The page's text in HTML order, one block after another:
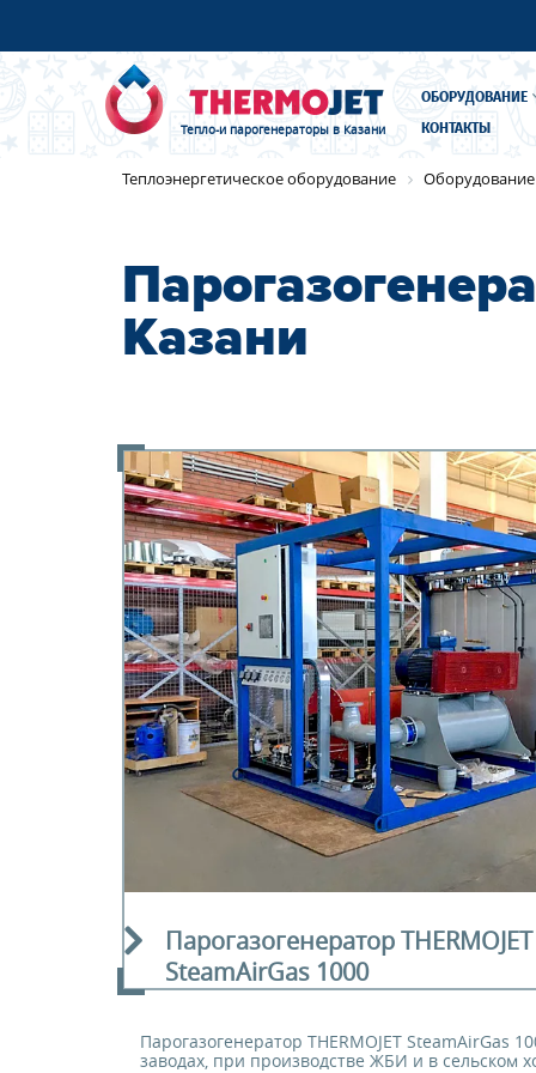
Тепло-и парогенераторы в Казани
ОБОРУДОВАНИЕ
КОНТАКТЫ
Теплоэнергетическое оборудование Оборудование
Казани
Парогазогенератор THERMOJET
SteamAirGas 1000
Парогазогенератор THERMOJET SteamAirGas
заводах, при производстве ЖБИ и в сельском
Имя
Телефон
E-mail
Согласие на обработку
персональных данных
Y
Согласие на получение
информационных
материалов.
Y
ЗАКАЗАТЬ
ОБОРУДОВАНИЕ
E-mail
Я даю
Я даю
E-mail
Я даю
политикой